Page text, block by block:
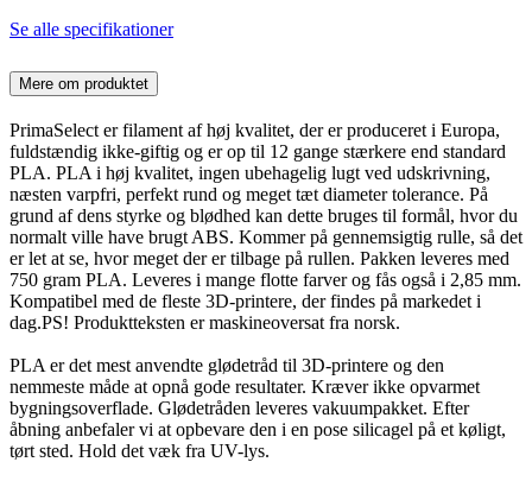
Se alle specifikationer
Mere om produktet
PrimaSelect er filament af høj kvalitet, der er produceret i Europa,
fuldstændig ikke-giftig og er op til 12 gange stærkere end standard
PLA. PLA i høj kvalitet, ingen ubehagelig lugt ved udskrivning,
næsten varpfri, perfekt rund og meget tæt diameter tolerance. På
grund af dens styrke og blødhed kan dette bruges til formål, hvor du
normalt ville have brugt ABS. Kommer på gennemsigtig rulle, så det
er let at se, hvor meget der er tilbage på rullen. Pakken leveres med
750 gram PLA. Leveres i mange flotte farver og fås også i 2,85 mm.
Kompatibel med de fleste 3D-printere, der findes på markedet i
dag.PS! Produktteksten er maskineoversat fra norsk.
PLA er det mest anvendte glødetråd til 3D-printere og den
nemmeste måde at opnå gode resultater. Kræver ikke opvarmet
bygningsoverflade. Glødetråden leveres vakuumpakket. Efter
åbning anbefaler vi at opbevare den i en pose silicagel på et køligt,
tørt sted. Hold det væk fra UV-lys.